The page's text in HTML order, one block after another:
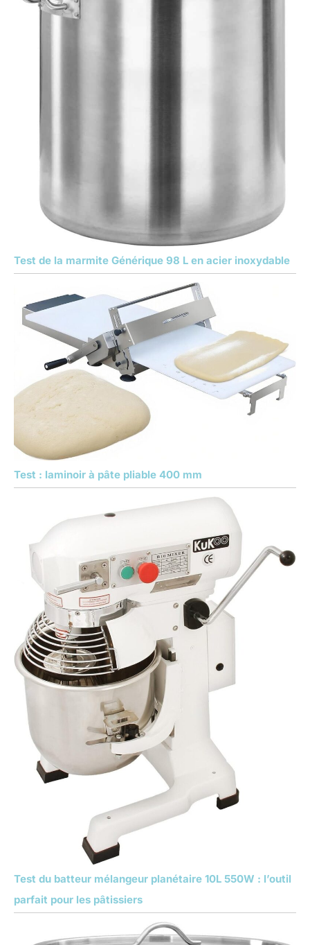
Test de la marmite Générique 98 L en acier inoxydable
Test : laminoir à pâte pliable 400 mm
Test du batteur mélangeur planétaire 10L 550W : l’outil
parfait pour les pâtissiers